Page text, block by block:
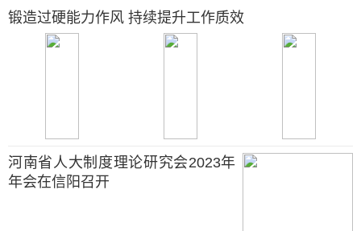
锻造过硬能力作风 持续提升工作质效
河南省人大制度理论研究会2023年
年会在信阳召开